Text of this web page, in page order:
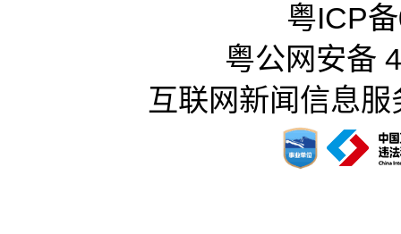
粤ICP
粤公网安备
互联网新闻信息